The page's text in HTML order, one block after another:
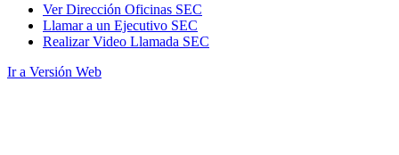
Ver Dirección Oficinas SEC
Llamar a un Ejecutivo SEC
Realizar Video Llamada SEC
Ir a Versión Web